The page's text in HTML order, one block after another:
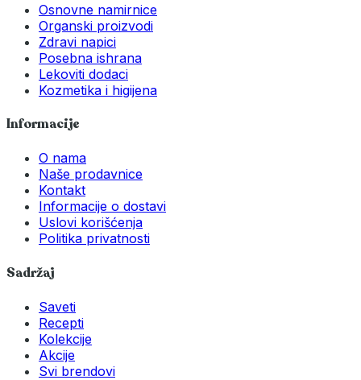
Osnovne namirnice
Organski proizvodi
Zdravi napici
Posebna ishrana
Lekoviti dodaci
Kozmetika i higijena
Informacije
O nama
Naše prodavnice
Kontakt
Informacije o dostavi
Uslovi korišćenja
Politika privatnosti
Sadržaj
Saveti
Recepti
Kolekcije
Akcije
Svi brendovi